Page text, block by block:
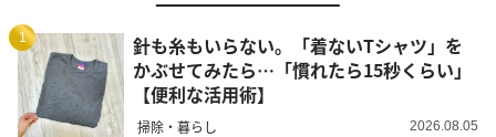
1
針も糸もいらない。「着ないTシャツ」を
かぶせてみたら…「慣れたら15秒くらい」
【便利な活用術】
掃除・暮らし 2026.08.05